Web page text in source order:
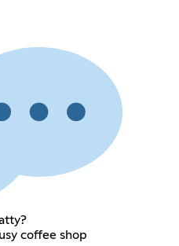
coffee shop